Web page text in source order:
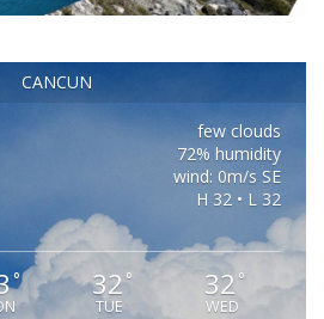
CANCUN
few clouds
72% humidity
wind: 0m/s SE
H 32 • L 32
° 32 °
TUE
32 °
WED